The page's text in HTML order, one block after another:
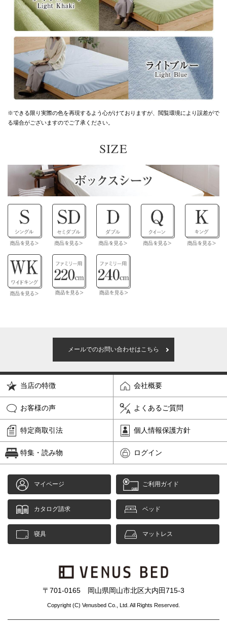
※できる限り実際の色を再現するよう心がけておりますが、 閲覧環境により誤差がで
る場合がございますのでご了承ください。
SIZE
メールでのお問い合わせはこちら
当店の特徴 会社概要
お客様の声 よくあるご質問
特定商取引法 個人情報保護方針
特集・読み物 ログイン
マイページ ご利用ガイド
カタログ請求 ベッド
寝具 マットレス
〒701-0165 岡山県岡山市北区大内田715-3
Copyright (C) Venusbed Co., Ltd. All Rights Reserved.